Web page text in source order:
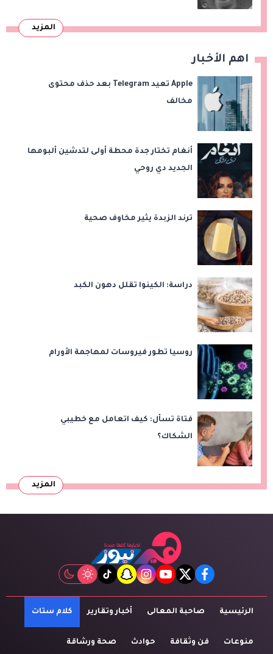
المزيد
اهم الأخبار
Apple تعيد Telegram بعد حذف محتوى
مخالف
أنغام تختار جدة محطة أولى لتدشين ألبومها
الجديد دي روحي
ترند الزبدة يثير مخاوف صحية
دراسة: الكينوا تقلل دهون الكبد
روسيا تطور فيروسات لمهاجمة الأورام
فتاة تسأل: كيف اتعامل مع خطيبي
الشكاك؟
المزيد
facebook
twitter
youtube
instagram
snapchat
tiktok
الرئيسية صاحبة المعالى أخبار وتقارير كلام ستات
منوعات فن وثقافة حوادث صحة ورشاقة